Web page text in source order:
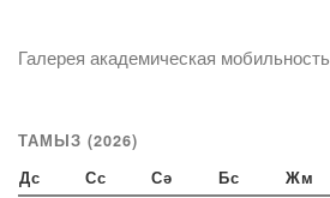
Галерея академическая мобильность
ТАМЫЗ (2026)
Дс Сс Сә Бс Жм